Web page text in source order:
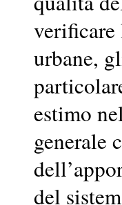
urbane,
estimo
generale
del